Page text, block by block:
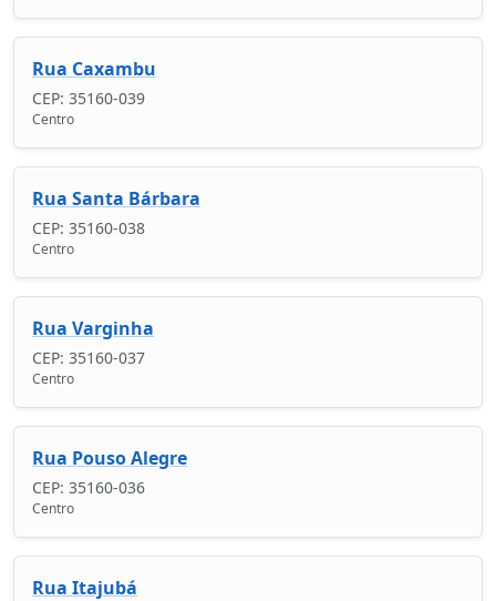
Rua Caxambu
CEP: 35160-039
Centro
Rua Santa Bárbara
CEP: 35160-038
Centro
Rua Varginha
CEP: 35160-037
Centro
Rua Pouso Alegre
CEP: 35160-036
Centro
Rua Itajubá